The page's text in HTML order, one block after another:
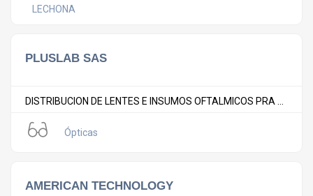
LECHONA
PLUSLAB SAS
DISTRIBUCION DE LENTES E INSUMOS OFTALMICOS PRA ...
Ópticas
AMERICAN TECHNOLOGY